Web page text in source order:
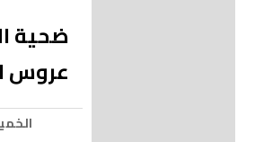
ضحية
عروس
الخميس 02/يوليو/